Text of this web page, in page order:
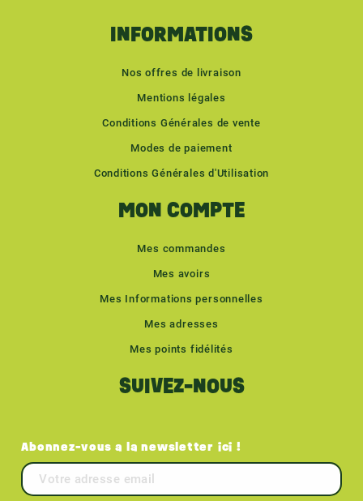
INFORMATIONS
Nos offres de livraison
Mentions légales
Conditions Générales de vente
Modes de paiement
Conditions Générales d'Utilisation
MON COMPTE
Mes commandes
Mes avoirs
Mes Informations personnelles
Mes adresses
Mes points fidélités
SUIVEZ-NOUS
Abonnez-vous a la newsletter ici !